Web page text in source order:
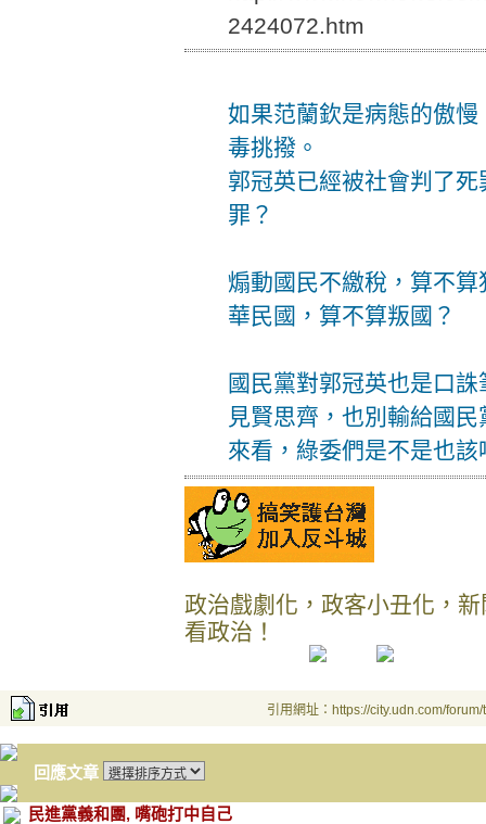
2424072.htm
如果范蘭欽是病態的傲
毒挑撥。
郭冠英已經被社會判了
罪？
煽動國民不繳稅，算不
華民國，算不算叛國？
國民黨對郭冠英也是口
見賢思齊，也別輸給國
來看，綠委們是不是也
政治戲劇化，政客小丑化，
看政治！
引用網址：https://city.udn.com/
回應文章
民進黨義和團, 嘴砲打中自己